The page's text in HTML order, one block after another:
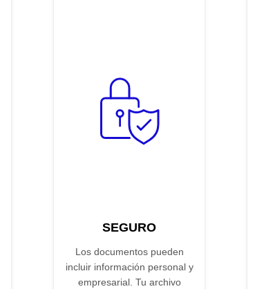
SEGURO
Los documentos pueden
incluir información personal y
empresarial. Tu archivo